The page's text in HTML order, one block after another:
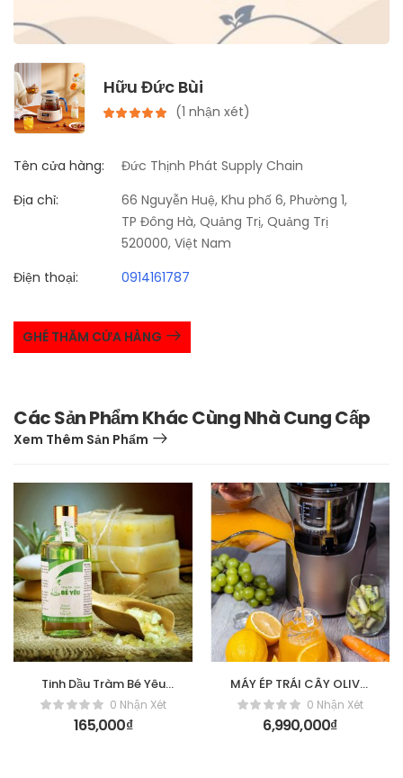
Hữu Đức Bùi
(1 nhận xét)
Tên cửa hàng:
Đức Thịnh Phát Supply Chain
Địa chỉ:
66 Nguyễn Huệ, Khu phố 6, Phường 1,
TP Đông Hà, Quảng Trị, Quảng Trị
520000, Việt Nam
Điện thoại:
0914161787
GHÉ THĂM CỬA HÀNG
Các Sản Phẩm Khác Cùng Nhà Cung Cấp
Xem Thêm Sản Phẩm
Tinh Dầu Tràm Bé Yêu
100ml – BDcare
0 Nhận Xét
165,000₫
MÁY ÉP TRÁI CÂY OLIVO
SJ189 – GIỮ TRỌN DINH
DƯỠNG VỚI CÔNG
NGHỆ ÉP TIÊN TIẾN
0 Nhận Xét
6,990,000₫